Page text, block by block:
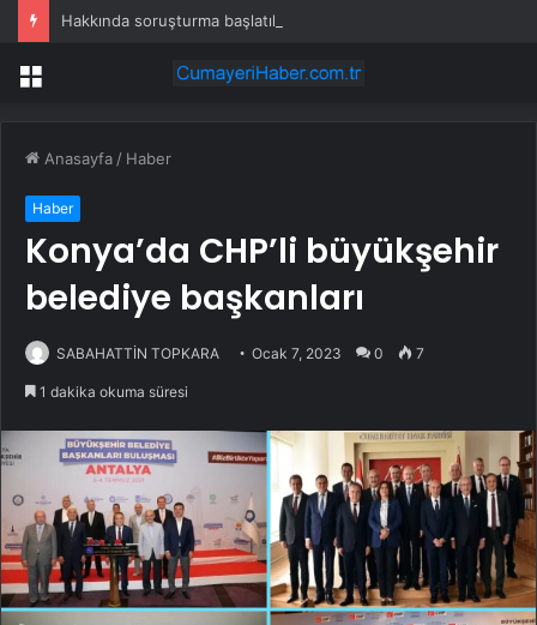
Menü
Anasayfa / Haber
Haber
Konya’da CHP’li büyükşehir
belediye başkanları
SABAHATTİN TOPKARA Ocak 7, 2023 0 7
1 dakika okuma süresi